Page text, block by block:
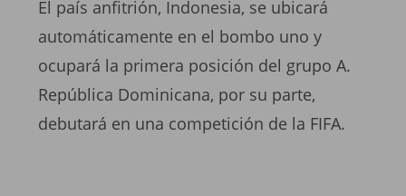
El país anfitrión, Indonesia, se ubicará
automáticamente en el bombo uno y
ocupará la primera posición del grupo A.
República Dominicana, por su parte,
debutará en una competición de la FIFA.